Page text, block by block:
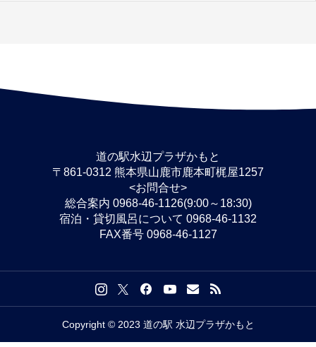
道の駅水辺プラザかもと
〒861-0312 熊本県山鹿市鹿本町梶屋1257
<お問合せ>
総合案内 0968-46-1126(9:00～18:30)
宿泊・貸切風呂について 0968-46-1132
FAX番号 0968-46-1127
Copyright © 2023 道の駅 水辺プラザかもと